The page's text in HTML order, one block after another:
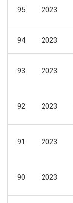
95 2023
94 2023
93 2023
92 2023
91 2023
90 2023